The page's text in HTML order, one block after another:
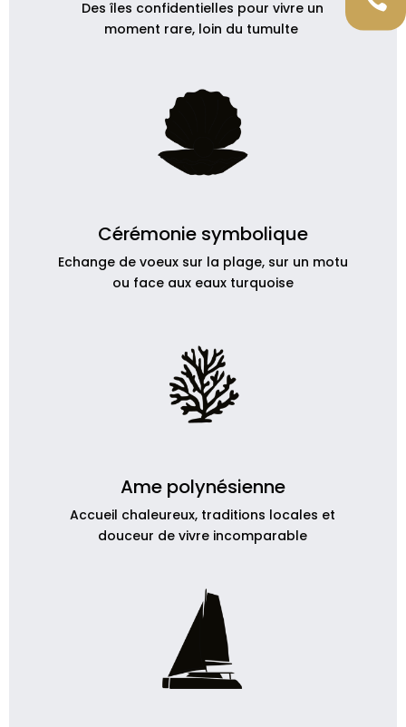
Des îles confidentielles pour vivre un
moment rare, loin du tumulte
Cérémonie symbolique
Echange de voeux sur la plage, sur un motu
ou face aux eaux turquoise
Ame polynésienne
Accueil chaleureux, traditions locales et
douceur de vivre incomparable